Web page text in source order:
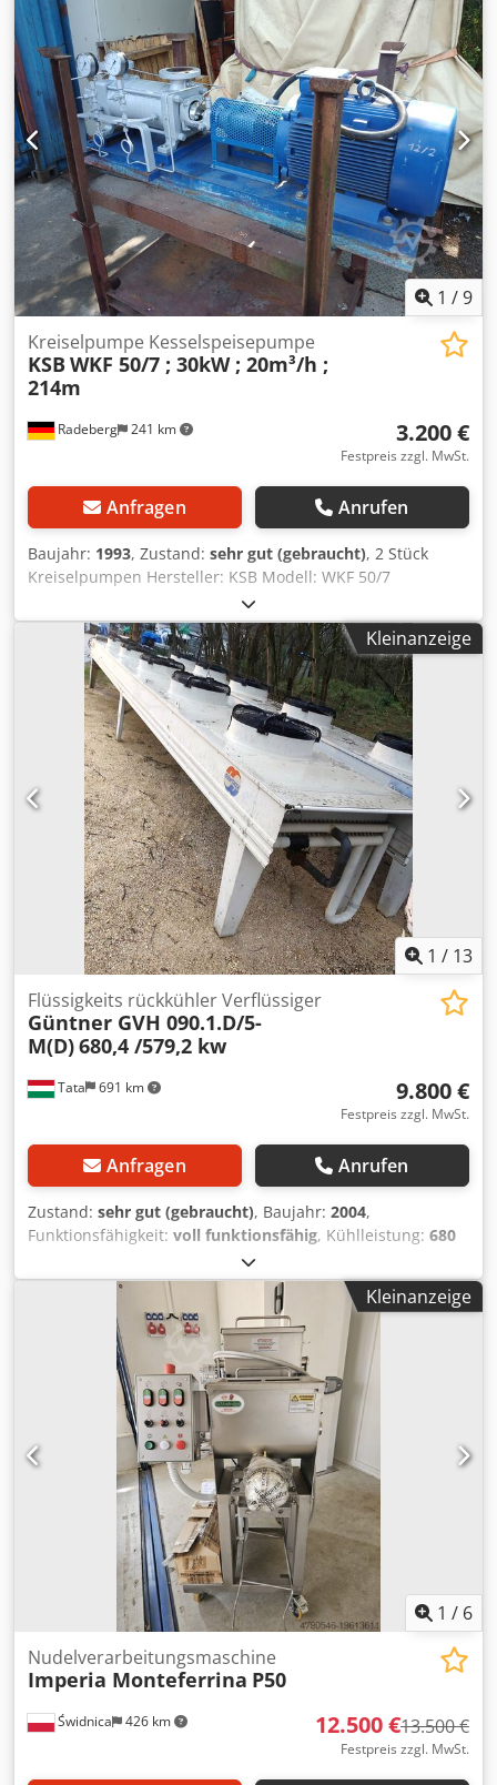
Spindelbohrung 160 mm Leistung Spindel 40 kW Bettbreite
800 mm Spindelaufnahme 6 Mk Werkstückgewicht 3500
Drehzahl 800 Rpm Vorschub X - Achse 10000 mm/min.
Vorschub Z- Achse 10000 mm/min.
1 /9
Radeberg 241 km
Kreiselpumpe Kesselspeisepumpe
KSB WKF 50/7 ; 30kW ; 20m³/h ;
214m
3.200 €
Festpreis zzgl. MwSt.
Anfragen Anrufen
Baujahr: 1993, Zustand: sehr gut (gebraucht), 2 Stück
Kreiselpumpen Hersteller: KSB Modell: WKF 50/7
Fördermenge: 5,5 l/s (19,8m³/h) Förderhöhe: 214 Meter (
21,4bar) Dcjdpeibwarsfx Ap Isk max. Temperatur: 130°C
Dichtung: Gleitringdichtung mit Sperrwasseranschluss
Elektromotor: VEM Antriebsleistung: 30 kW Drehzahl: 2935
U/min ! Preis pro Stück !
Kleinanzeige
1 / 13
Tata 691 km
Flüssigkeits rückkühler Verflüssiger
Güntner GVH 090.1.D/5-
M(D)680,4 /579,2 kw
9.800 €
Festpreis zzgl. MwSt.
Anfragen Anrufen
Zustand: sehr gut (gebraucht), Baujahr: 2004,
Funktionsfähigkeit: voll funktionsfähig, Kühlleistung: 680
, Ausstattung:Kühlaggregat
Hersteller: Güntner GVH 090.1.D/5-M(D) Baujahr: 2004
Nennleistung 680,4 /579,2 kW Kältemittel: R404
Kältemittelinhalt: 218,9+25 Liter Durchflussmenge:
Temperaturbereich: -50°C- +100°C Maximaler Druck:
Betriebsdruck: 28bar/-1bar (Leistung hängt von den
Nutzungsparametern ab) Anzahl Ventilatoren: 5,
Durchmesser 900 mm, Luftdurchsatz: 162500/131000 m3/h
Motorleistungsaufnahme: 17,60/11,50 kW
Wärmetauscherbereich2 Betriebsgeräusch 52 dB
Dcsdpfxevllxde Ap Isk Länge: mm Höhe: mm Breite: mm
Gewicht: ca. kg Der Kühler wurde technisch geprüft und ist
voll funktionsfähig
Kleinanzeige
1 / 6
Świdnica 426 km
Nudelverarbeitungsmaschine
Imperia Monteferrina P50
12.500 €13.500 €
Festpreis zzgl. MwSt.